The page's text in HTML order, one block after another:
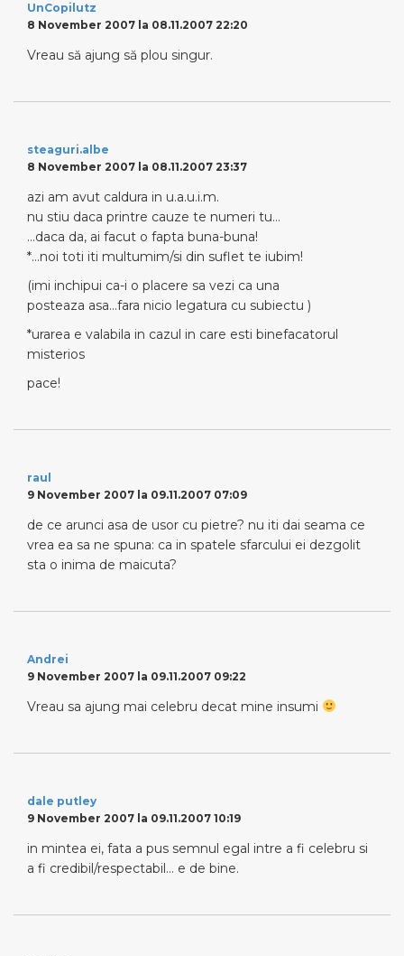
UnCopilutz
8 November 2007 la 08.11.2007 22:20
Vreau să ajung să plou singur.
steaguri.albe
8 November 2007 la 08.11.2007 23:37
azi am avut caldura in u.a.u.i.m.
nu stiu daca printre cauze te numeri tu…
…daca da, ai facut o fapta buna-buna!
*…noi toti iti multumim/si din suflet te iubim!
(imi inchipui ca-i o placere sa vezi ca una
posteaza asa…fara nicio legatura cu subiectu )
*urarea e valabila in cazul in care esti binefacatorul
misterios
pace!
raul
9 November 2007 la 09.11.2007 07:09
de ce arunci asa de usor cu pietre? nu iti dai seama ce
vrea ea sa ne spuna: ca in spatele sfarcului ei dezgolit
sta o inima de maicuta?
Andrei
9 November 2007 la 09.11.2007 09:22
Vreau sa ajung mai celebru decat mine insumi
dale putley
9 November 2007 la 09.11.2007 10:19
in mintea ei, fata a pus semnul egal intre a fi celebru si
a fi credibil/respectabil… e de bine.